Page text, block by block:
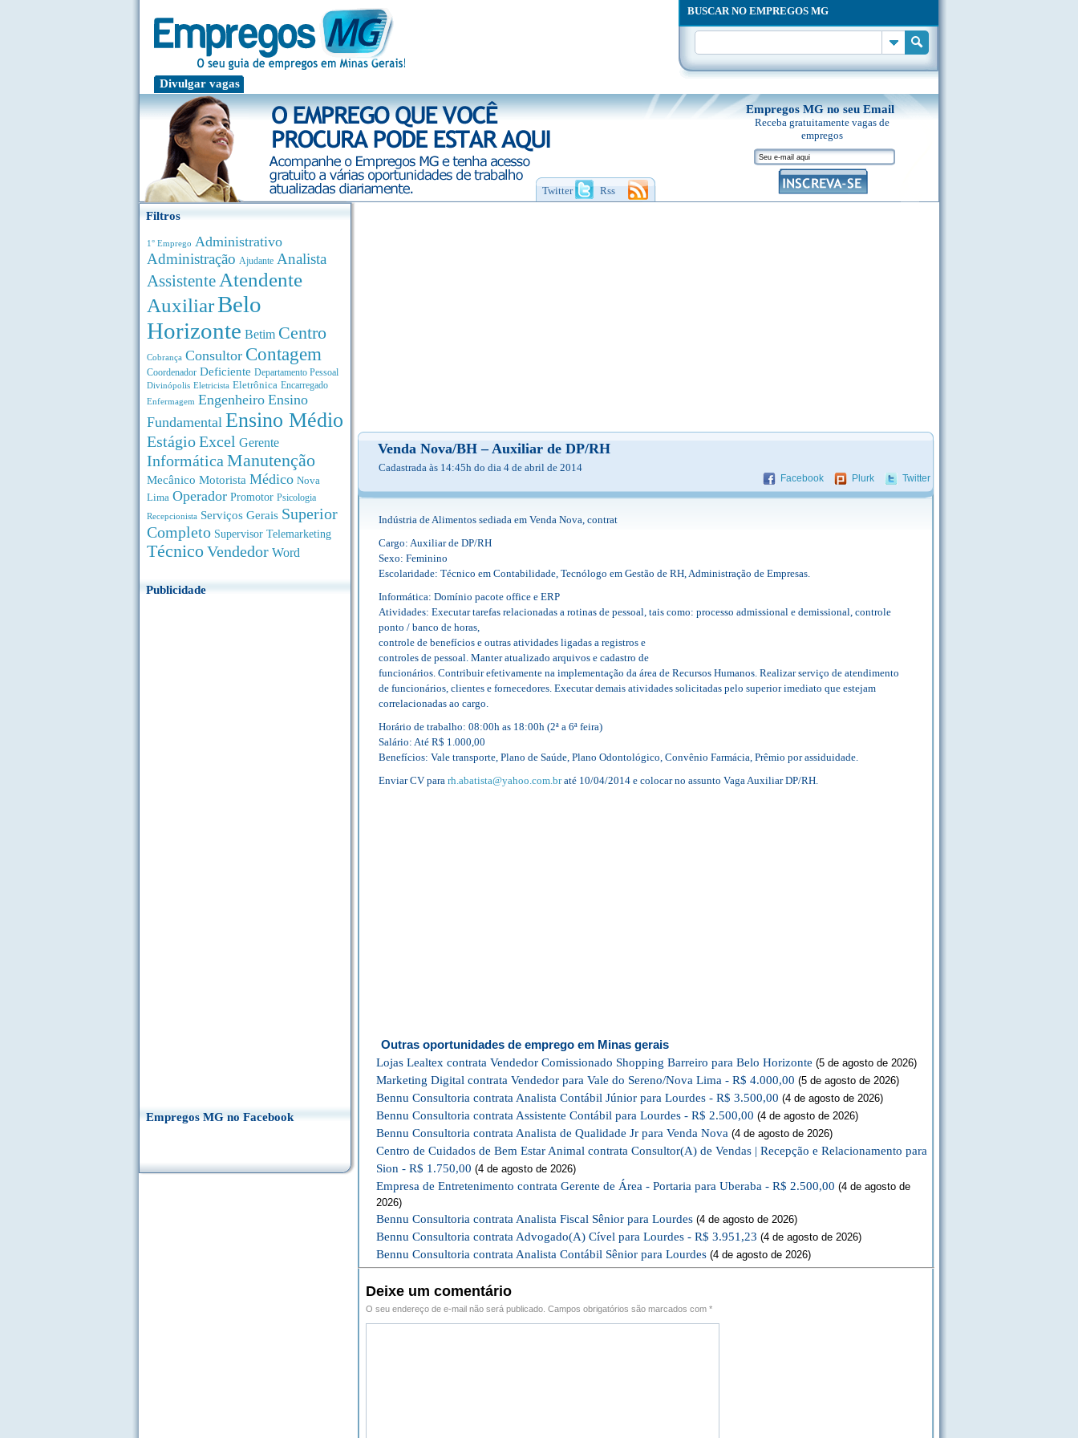
Divulgar vagas
BUSCAR NO EMPREGOS MG
Twitter Rss
Empregos MG no seu Email
Receba gratuitamente vagas de
empregos
Filtros
1° Emprego Administrativo
Administração Ajudante Analista
Assistente Atendente
AuxiliarBelo
Horizonte Betim Centro
Cobrança Consultor Contagem
Coordenador Deficiente Departamento Pessoal
Divinópolis Eletricista Eletrônica Encarregado
Enfermagem Engenheiro Ensino
Fundamental Ensino Médio
EstágioExcel Gerente
Informática Manutenção
Mecânico Motorista Médico Nova
Lima Operador Promotor Psicologia
Recepcionista Serviços Gerais Superior
Completo Supervisor Telemarketing
TécnicoVendedor Word
Publicidade
Empregos MG no Facebook
Venda Nova/BH – Auxiliar de DP/RH
Cadastrada às 14:45h do dia 4 de abril de 2014
Facebook Plurk Twitter
Indústria de Alimentos sediada em Venda Nova, contrat
Cargo: Auxiliar de DP/RH
Sexo: Feminino
Escolaridade: Técnico em Contabilidade, Tecnólogo em Gestão de RH, Administração de Empresas.
Informática: Domínio pacote office e ERP
Atividades: Executar tarefas relacionadas a rotinas de pessoal, tais como: processo admissional e demissional, controle
ponto / banco de horas,
controle de benefícios e outras atividades ligadas a registros e
controles de pessoal. Manter atualizado arquivos e cadastro de
funcionários. Contribuir efetivamente na implementação da área de Recursos Humanos. Realizar serviço de atendimento
de funcionários, clientes e fornecedores. Executar demais atividades solicitadas pelo superior imediato que estejam
correlacionadas ao cargo.
Horário de trabalho: 08:00h as 18:00h (2ª a 6ª feira)
Salário: Até R$ 1.000,00
Benefícios: Vale transporte, Plano de Saúde, Plano Odontológico, Convênio Farmácia, Prêmio por assiduidade.
Enviar CV para rh.abatista@yahoo.com.braté 10/04/2014 e colocar no assunto Vaga Auxiliar DP/RH.
Outras oportunidades de emprego em Minas gerais
Lojas Lealtex contrata Vendedor Comissionado Shopping Barreiro para Belo Horizonte (5 de agosto de 2026)
Marketing Digital contrata Vendedor para Vale do Sereno/Nova Lima - R$ 4.000,00 (5 de agosto de 2026)
Bennu Consultoria contrata Analista Contábil Júnior para Lourdes - R$ 3.500,00 (4 de agosto de 2026)
Bennu Consultoria contrata Assistente Contábil para Lourdes - R$ 2.500,00 (4 de agosto de 2026)
Bennu Consultoria contrata Analista de Qualidade Jr para Venda Nova (4 de agosto de 2026)
Centro de Cuidados de Bem Estar Animal contrata Consultor(A) de Vendas | Recepção e Relacionamento para
Sion - R$ 1.750,00 (4 de agosto de 2026)
Empresa de Entretenimento contrata Gerente de Área - Portaria para Uberaba - R$ 2.500,00 (4 de agosto de
2026)
Bennu Consultoria contrata Analista Fiscal Sênior para Lourdes (4 de agosto de 2026)
Bennu Consultoria contrata Advogado(A) Cível para Lourdes - R$ 3.951,23 (4 de agosto de 2026)
Bennu Consultoria contrata Analista Contábil Sênior para Lourdes (4 de agosto de 2026)
Deixe um comentário
O seu endereço de e-mail não será publicado. Campos obrigatórios são marcados com *